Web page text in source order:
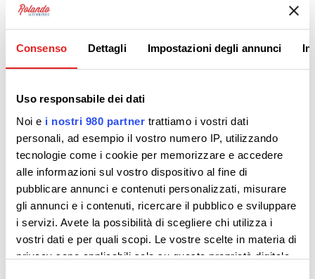
Consenso Dettagli Impostazioni degli annunci
Uso responsabile dei dati
Noi e i nostri 980 partner trattiamo i vostri dati
personali, ad esempio il vostro numero IP, utilizzando
tecnologie come i cookie per memorizzare e accedere
alle informazioni sul vostro dispositivo al fine di
pubblicare annunci e contenuti personalizzati, misurare
gli annunci e i contenuti, ricercare il pubblico e sviluppare
i servizi. Avete la possibilità di scegliere chi utilizza i
vostri dati e per quali scopi. Le vostre scelte in materia di
privacy sono applicabili solo su questa proprietà digitale
Da oggi vi offriamo un nuovo
TERMINE.
Vi aiutiamo a selezionare le
migliori offerte delle principali
società del settore.